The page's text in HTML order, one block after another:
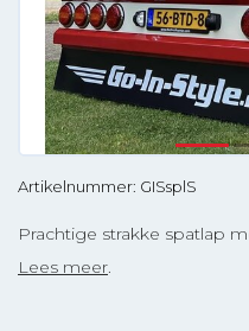
Artikelnummer: GISsplS
Prachtige strakke spatlap
Lees meer.